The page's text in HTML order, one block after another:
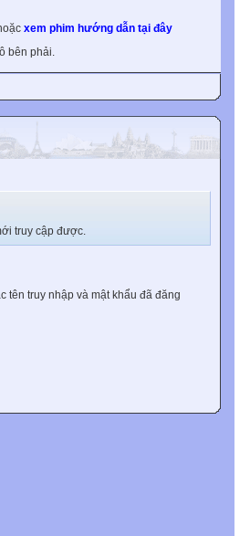
xem phim hướng dẫn tại đây
bên phải.
truy cập được.
tên truy nhập và mật khẩu đã đăng